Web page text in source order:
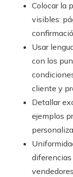
Colocar la
visibles:
Usar
con los
cliente y
Detallar
ejemplos